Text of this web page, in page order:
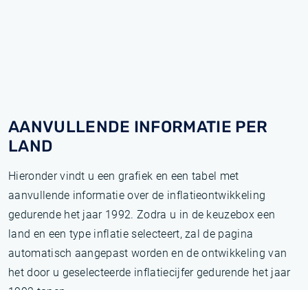
AANVULLENDE INFORMATIE PER
LAND
Hieronder vindt u een grafiek en een tabel met
aanvullende informatie over de inflatieontwikkeling
gedurende het jaar 1992. Zodra u in de keuzebox een
land en een type inflatie selecteert, zal de pagina
automatisch aangepast worden en de ontwikkeling van
het door u geselecteerde inflatiecijfer gedurende het jaar